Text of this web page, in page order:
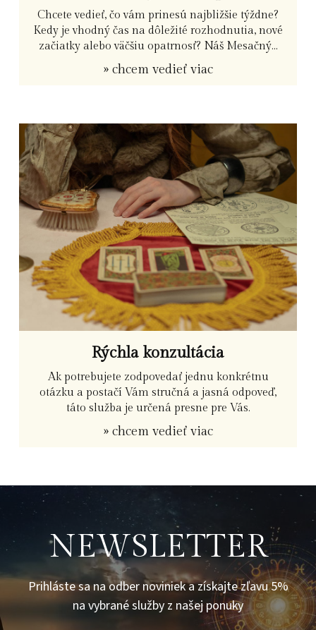
Chcete vedieť, čo vám prinesú najbližšie týždne?
Kedy je vhodný čas na dôležité rozhodnutia, nové
začiatky alebo väčšiu opatrnosť? Náš Mesačný...
» chcem vedieť viac
Rýchla konzultácia
Ak potrebujete zodpovedať jednu konkrétnu
otázku a postačí Vám stručná a jasná odpoveď,
táto služba je určená presne pre Vás.
» chcem vedieť viac
NEWSLETTER
Prihláste sa na odber noviniek a získajte zľavu 5%
na vybrané služby z našej ponuky